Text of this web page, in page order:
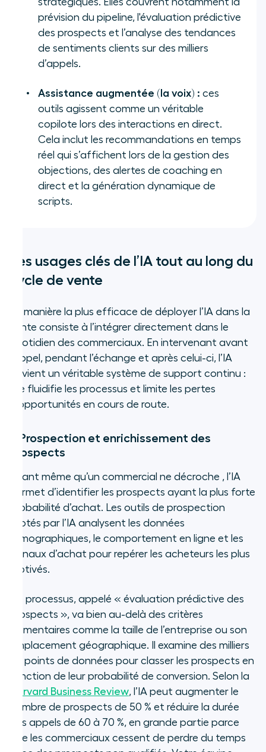
prévision du pipeline, l'évaluation prédictive
des prospects et l’analyse des tendances
de sentiments clients sur des milliers
d’appels.
Assistance augmentée (la voix) : ces
outils agissent comme un véritable
copilote lors des interactions en direct.
Cela inclut les recommandations en temps
réel qui s’affichent lors de la gestion des
objections, des alertes de coaching en
direct et la génération dynamique de
scripts.
Les usages clés de l’IA tout au long du
cycle de vente
La manière la plus efficace de déployer l’IA dans la
vente consiste à l’intégrer directement dans le
quotidien des commerciaux. En intervenant avant
l’appel, pendant l’échange et après celui-ci, l’IA
devient un véritable système de support continu :
elle fluidifie les processus et limite les pertes
d’opportunités en cours de route.
1. Prospection et enrichissement des
prospects
Avant même qu’un commercial ne décroche , l’IA
permet d’identifier les prospects ayant la plus forte
probabilité d’achat. Les outils de prospection
pilotés par l’IA analysent les données
firmographiques, le comportement en ligne et les
signaux d’achat pour repérer les acheteurs les plus
motivés.
Ce processus, appelé « évaluation prédictive des
prospects », va bien au-delà des critères
élémentaires comme la taille de l’entreprise ou son
emplacement géographique. Il examine des milliers
de points de données pour classer les prospects en
fonction de leur probabilité de conversion. Selon la
Harvard Business Review, l’IA peut augmenter le
nombre de prospects de 50 % et réduire la durée
des appels de 60 à 70 %, en grande partie parce
que les commerciaux cessent de perdre du temps